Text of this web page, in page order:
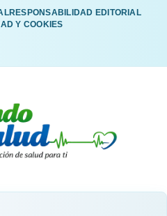
RESPONSABILIDAD EDITORIAL
Y COOKIES